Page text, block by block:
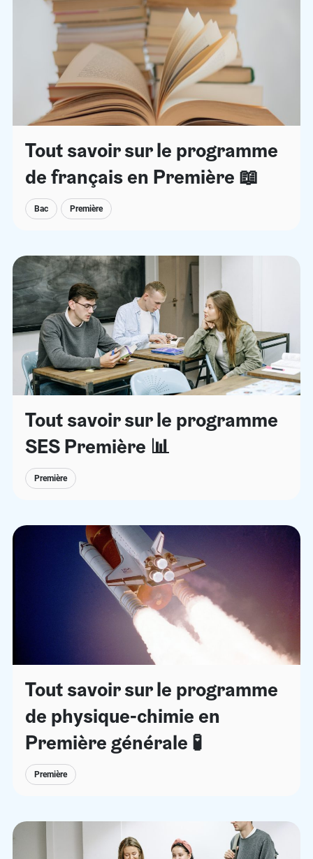
Tout savoir sur le programme
de français en Première 📖
Bac Première
Tout savoir sur le programme
SES Première 📊
Première
Tout savoir sur le programme
de physique-chimie en
Première générale 🧪
Première